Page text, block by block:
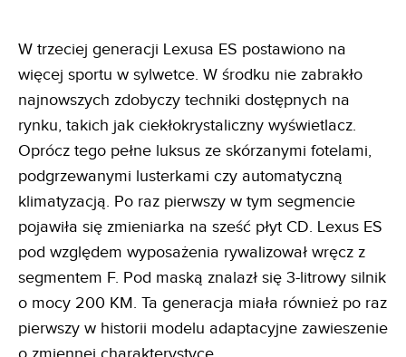
W trzeciej generacji Lexusa ES postawiono na
więcej sportu w sylwetce. W środku nie zabrakło
najnowszych zdobyczy techniki dostępnych na
rynku, takich jak ciekłokrystaliczny wyświetlacz.
Oprócz tego pełne luksus ze skórzanymi fotelami,
podgrzewanymi lusterkami czy automatyczną
klimatyzacją. Po raz pierwszy w tym segmencie
pojawiła się zmieniarka na sześć płyt CD. Lexus ES
pod względem wyposażenia rywalizował wręcz z
segmentem F. Pod maską znalazł się 3-litrowy silnik
o mocy 200 KM. Ta generacja miała również po raz
pierwszy w historii modelu adaptacyjne zawieszenie